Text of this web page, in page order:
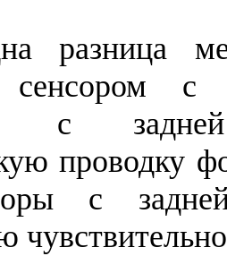
разница
с
с
проводку
с задней